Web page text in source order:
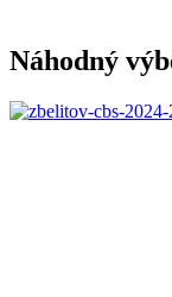
Náhodný